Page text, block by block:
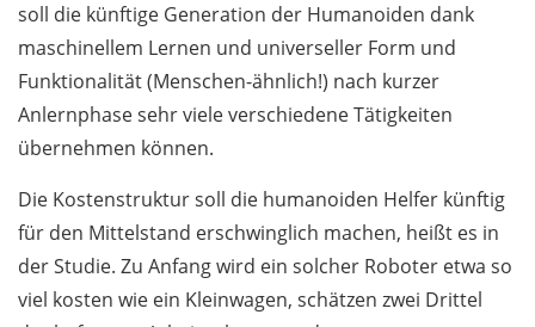
soll die künftige Generation der Humanoiden dank
maschinellem Lernen und universeller Form und
Funktionalität (Menschen-ähnlich!) nach kurzer
Anlernphase sehr viele verschiedene Tätigkeiten
übernehmen können.
Die Kostenstruktur soll die humanoiden Helfer künftig
für den Mittelstand erschwinglich machen, heißt es in
der Studie. Zu Anfang wird ein solcher Roboter etwa so
viel kosten wie ein Kleinwagen, schätzen zwei Drittel